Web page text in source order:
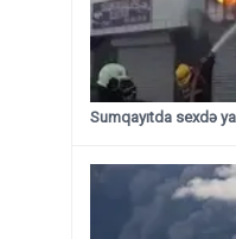
Sumqayıtda sexdə